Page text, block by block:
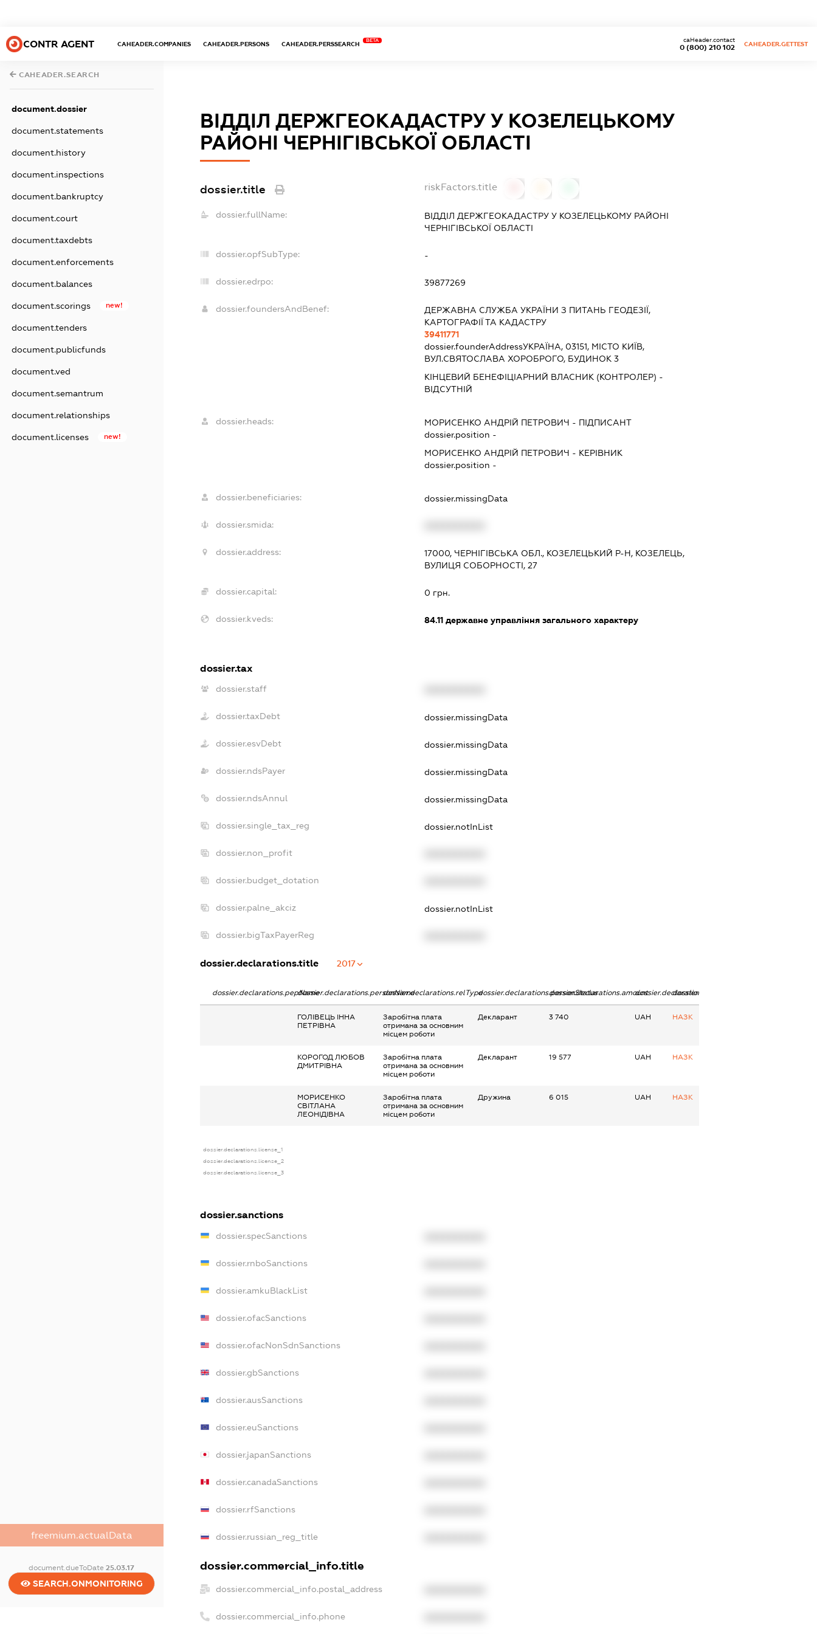
CONTR AGENT CAHEADER.COMPANIES CAHEADER.PERSONS CAHEADER.PERSSEARCH
BETA
0 (800) 210 102
caHeader.contact
CAHEADER.GETTEST
CAHEADER.SEARCH
document.dossier
document.statements
document.history
document.inspections
document.bankruptcy
document.court
document.taxdebts
document.enforcements
document.balances
document.scorings new!
document.tenders
document.publicfunds
document.ved
document.semantrum
document.relationships
document.licenses new!
freemium.actualData
document.dueToDate25.03.17
SEARCH.ONMONITORING
ВІДДІЛ ДЕРЖГЕОКАДАСТРУ У КОЗЕЛЕЦЬКОМУ
РАЙОНІ ЧЕРНІГІВСЬКОЇ ОБЛАСТІ
dossier.title riskFactors.title
dossier.fullName:
ВІДДІЛ ДЕРЖГЕОКАДАСТРУ У КОЗЕЛЕЦЬКОМУ РАЙОНІ
ЧЕРНІГІВСЬКОЇ ОБЛАСТІ
dossier.opfSubType: -
dossier.edrpo: 39877269
dossier.foundersAndBenef:
ДЕРЖАВНА СЛУЖБА УКРАЇНИ З ПИТАНЬ ГЕОДЕЗІЇ,
КАРТОГРАФІЇ ТА КАДАСТРУ
39411771
dossier.founderAddressУКРАЇНА, 03151, МІСТО КИЇВ,
ВУЛ.СВЯТОСЛАВА ХОРОБРОГО, БУДИНОК 3
КІНЦЕВИЙ БЕНЕФІЦІАРНИЙ ВЛАСНИК (КОНТРОЛЕР) -
ВІДСУТНІЙ
dossier.heads: МОРИСЕНКО АНДРІЙ ПЕТРОВИЧ - ПІДПИСАНТ
dossier.position -
МОРИСЕНКО АНДРІЙ ПЕТРОВИЧ - КЕРІВНИК
dossier.position -
dossier.beneficiaries: dossier.missingData
dossier.smida:
dossier.address:
17000, ЧЕРНІГІВСЬКА ОБЛ., КОЗЕЛЕЦЬКИЙ Р-Н, КОЗЕЛЕЦЬ,
ВУЛИЦЯ СОБОРНОСТІ, 27
dossier.capital: 0 грн.
dossier.kveds: 84.11 державне управління загального характеру
dossier.tax
dossier.staff
dossier.taxDebt dossier.missingData
dossier.esvDebt dossier.missingData
dossier.ndsPayer dossier.missingData
dossier.ndsAnnul dossier.missingData
dossier.single_tax_reg dossier.notInList
dossier.non_profit
dossier.budget_dotation
dossier.palne_akciz dossier.notInList
dossier.bigTaxPayerReg
dossier.declarations.title 2017
dossier.declarations.pepNamedossier.declarations.personNamedossier.declarations.relTypedossier.declarations.personStatusdossier.declarations.amountdossier.declarations.currency
dossier.declarations.source
ГОЛІВЕЦЬ ІННА
ПЕТРІВНА
Заробітна плата
отримана за основним
місцем роботи
Декларант 3 740 UAH НАЗК
КОРОГОД ЛЮБОВ
ДМИТРІВНА
Заробітна плата
отримана за основним
місцем роботи
Декларант 19 577 UAH НАЗК
МОРИСЕНКО
СВІТЛАНА
ЛЕОНІДІВНА
Заробітна плата
отримана за основним
місцем роботи
Дружина 6 015 UAH НАЗК
dossier.declarations.license_1
dossier.declarations.license_2
dossier.declarations.license_3
dossier.sanctions
dossier.specSanctions
dossier.rnboSanctions
dossier.amkuBlackList
dossier.ofacSanctions
dossier.ofacNonSdnSanctions
dossier.gbSanctions
dossier.ausSanctions
dossier.euSanctions
dossier.japanSanctions
dossier.canadaSanctions
dossier.rfSanctions
dossier.russian_reg_title
dossier.commercial_info.title
dossier.commercial_info.postal_address
dossier.commercial_info.phone